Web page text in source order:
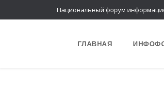
Национальный форум
ГЛАВНАЯ